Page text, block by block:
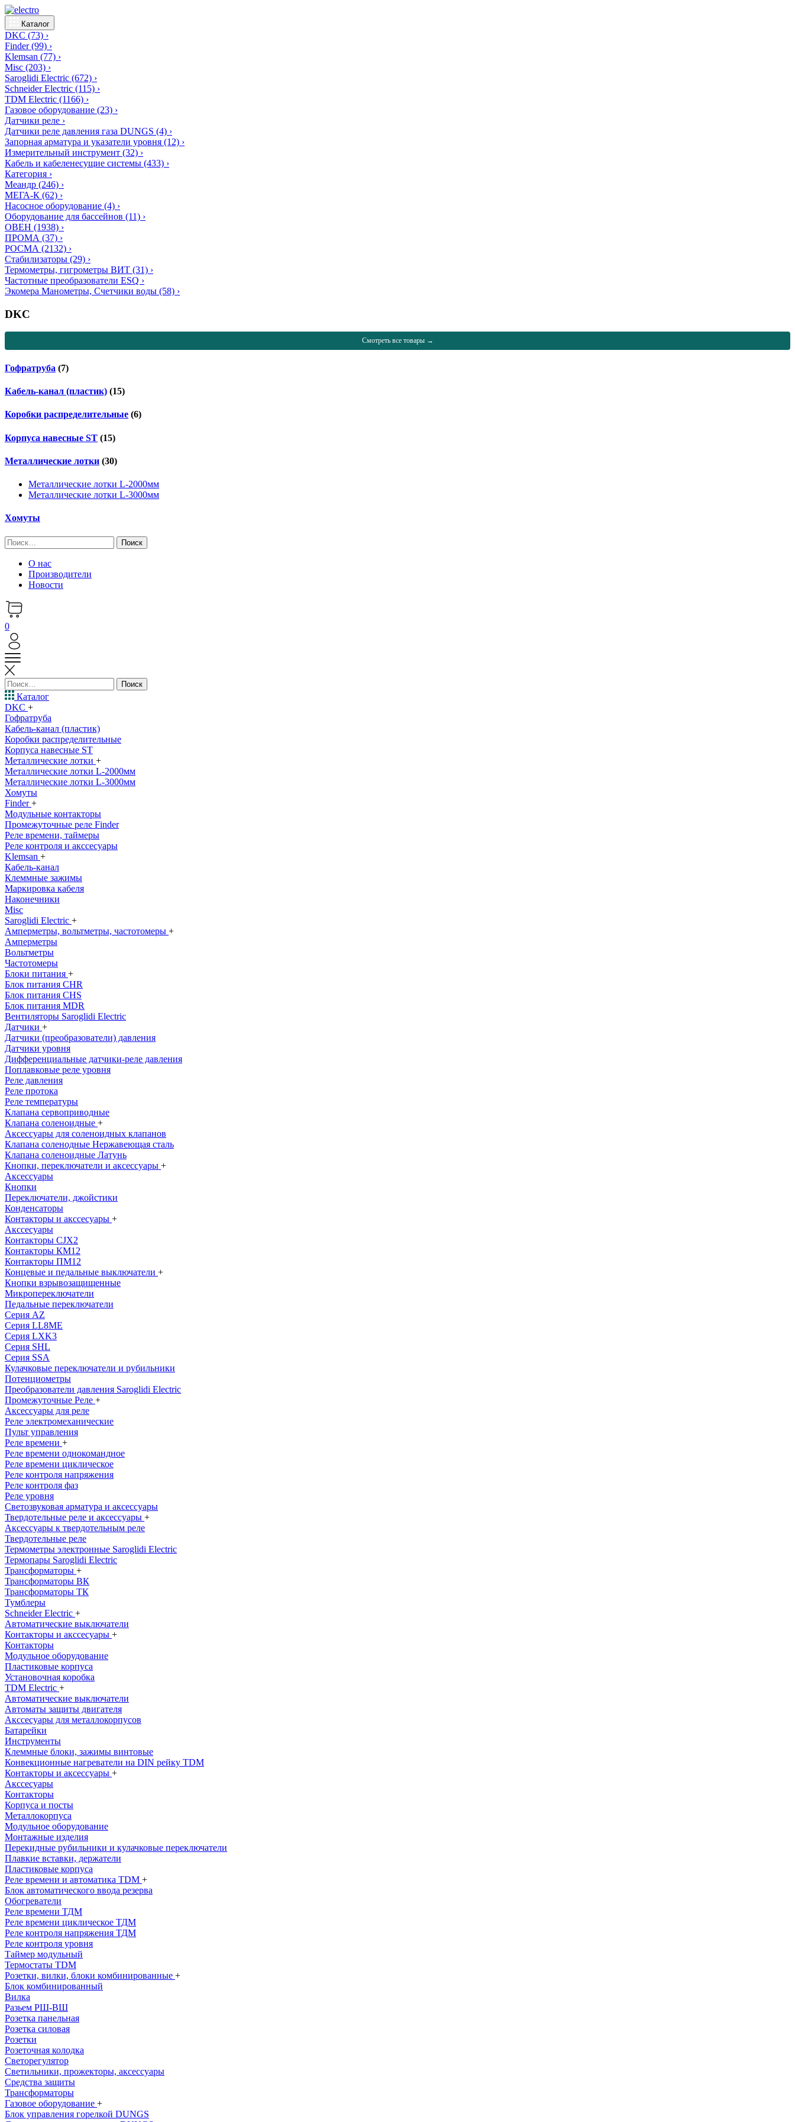
Каталог
DKC (73) ›
Finder(99) ›
Klemsan (77) ›
Misc (203) ›
Saroglidi Electric (672) ›
Schneider Electric (115) ›
TDM Electric (1166) ›
Газовое оборудование (23) ›
Датчики реле ›
Датчики реле давления газа DUNGS (4) ›
Запорная арматура и указатели уровня (12) ›
Измерительный инструмент (32) ›
Кабель и кабеленесущие системы (433) ›
Категория ›
Меандр (246) ›
МЕГА-К (62) ›
Насосное оборудование (4) ›
Оборудование для бассейнов (11) ›
ОВЕН (1938) ›
ПРОМА (37) ›
РОСМА (2132) ›
Стабилизаторы (29) ›
Термометры, гигрометры ВИТ (31) ›
Частотные преобразователи ESQ ›
Экомера Манометры, Счетчики воды (58) ›
DKC
Смотреть все товары →
Гофратруба (7)
Кабель-канал (пластик) (15)
Коробки распределительные (6)
Корпуса навесные ST (15)
Металлические лотки (30)
Металлические лотки L-2000мм
Металлические лотки L-3000мм
Хомуты
Найти:
О нас
Производители
Новости
0
Найти:
Каталог
DKC +
Гофратруба
Кабель-канал (пластик)
Коробки распределительные
Корпуса навесные ST
Металлические лотки +
Металлические лотки L-2000мм
Металлические лотки L-3000мм
Хомуты
Finder+
Модульные контакторы
Промежуточные реле Finder
Реле времени, таймеры
Реле контроля и акссесуары
Klemsan +
Кабель-канал
Клеммные зажимы
Маркировка кабеля
Наконечники
Misc
Saroglidi Electric +
Амперметры, вольтметры, частотомеры +
Амперметры
Вольтметры
Частотомеры
Блоки питания +
Блок питания CHR
Блок питания CHS
Блок питания MDR
Вентиляторы Saroglidi Electric
Датчики +
Датчики (преобразователи) давления
Датчики уровня
Дифференциальные датчики-реле давления
Поплавковые реле уровня
Реле давления
Реле протока
Реле температуры
Клапана сервоприводные
Клапана соленоидные +
Аксессуары для соленоидных клапанов
Клапана соленодные Нержавеющая сталь
Клапана соленоидные Латунь
Кнопки, переключатели и аксессуары +
Аксессуары
Кнопки
Переключатели, джойстики
Конденсаторы
Контакторы и акссесуары +
Акссесуары
Контакторы CJX2
Контакторы КМ12
Контакторы ПМ12
Концевые и педальные выключатели +
Кнопки взрывозащищенные
Микропереключатели
Педальные переключатели
Серия AZ
Серия LL8ME
Серия LXK3
Серия SHL
Серия SSA
Кулачковые переключатели и рубильники
Потенциометры
Преобразователи давления Saroglidi Electric
Промежуточные Реле +
Аксессуары для реле
Реле электромеханические
Пульт управления
Реле времени +
Реле времени однокомандное
Реле времени циклическое
Реле контроля напряжения
Реле контроля фаз
Реле уровня
Светозвуковая арматура и аксессуары
Твердотельные реле и аксессуары +
Аксессуары к твердотельным реле
Твердотельные реле
Термометры электронные Saroglidi Electric
Термопары Saroglidi Electric
Трансформаторы +
Трансформаторы ВК
Трансформаторы ТК
Тумблеры
Schneider Electric +
Автоматические выключатели
Контакторы и акссесуары +
Контакторы
Модульное оборудование
Пластиковые корпуса
Установочная коробка
TDM Electric +
Автоматические выключатели
Автоматы защиты двигателя
Акссесуары для металлокорпусов
Батарейки
Инструменты
Клеммные блоки, зажимы винтовые
Конвекционные нагреватели на DIN рейку TDM
Контакторы и аксессуары +
Акссесуары
Контакторы
Корпуса и посты
Металлокорпуса
Модульное оборудование
Монтажные изделия
Перекидные рубильники и кулачковые переключатели
Плавкие вставки, держатели
Пластиковые корпуса
Реле времени и автоматика TDM +
Блок автоматического ввода резерва
Обогреватели
Реле времени ТДМ
Реле времени циклическое ТДМ
Реле контроля напряжения ТДМ
Реле контроля уровня
Таймер модульный
Термостаты TDM
Розетки, вилки, блоки комбинированные +
Блок комбинированный
Вилка
Разьем РШ-ВШ
Розетка панельная
Розетка силовая
Розетки
Розеточная колодка
Светорегулятор
Светильники, прожекторы, аксессуары
Средства защиты
Трансформаторы
Газовое оборудование +
Блок управления горелкой DUNGS